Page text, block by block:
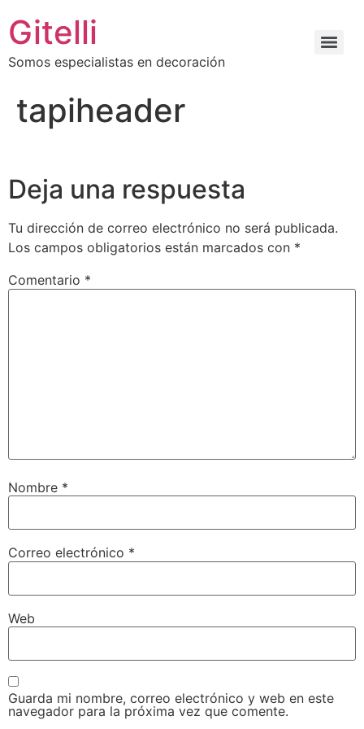
Gitelli
Somos especialistas en decoración
tapiheader
Deja una respuesta
Tu dirección de correo electrónico no será publicada.
Los campos obligatorios están marcados con *
Comentario *
Nombre *
Correo electrónico *
Web
Guarda mi nombre, correo electrónico y web en este
navegador para la próxima vez que comente.